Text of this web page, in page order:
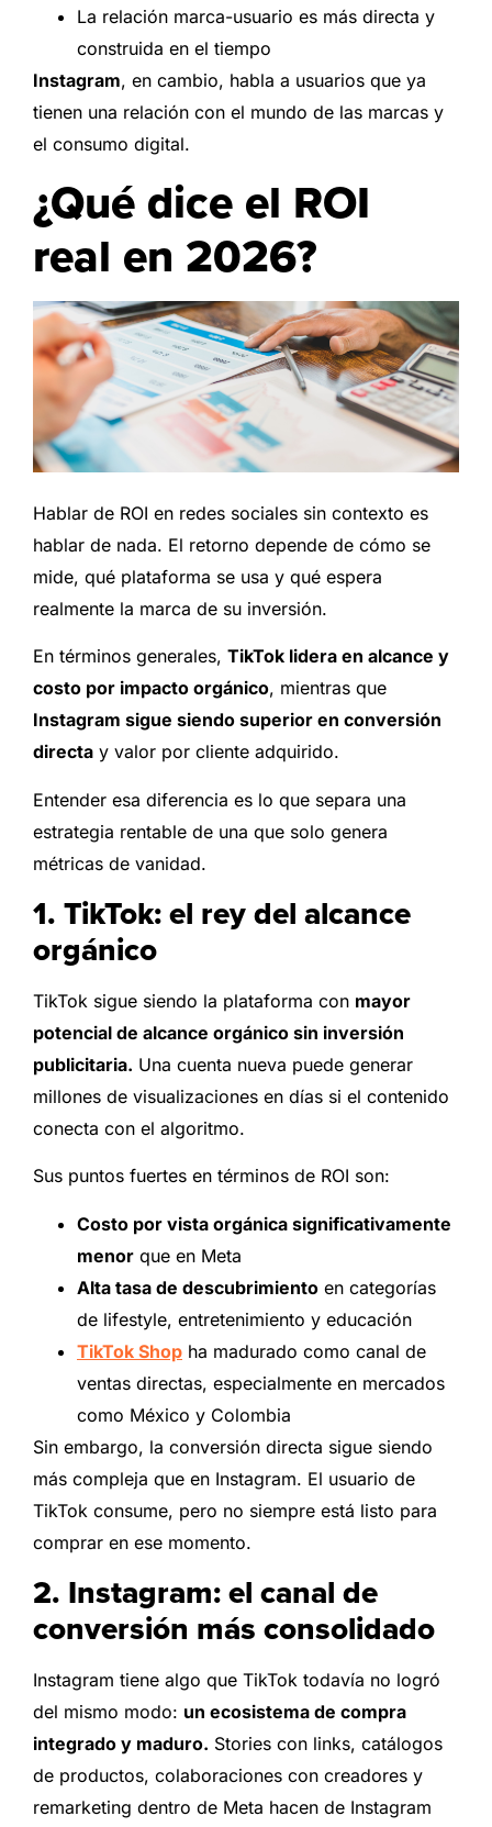
La relación marca-usuario es más directa y
construida en el tiempo
Instagram, en cambio, habla a usuarios que ya
tienen una relación con el mundo de las marcas y
el consumo digital.
¿Qué dice el ROI
real en 2026?
Hablar de ROI en redes sociales sin contexto es
hablar de nada. El retorno depende de cómo se
mide, qué plataforma se usa y qué espera
realmente la marca de su inversión.
En términos generales, TikTok lidera en alcance y
costo por impacto orgánico, mientras que
Instagram sigue siendo superior en conversión
directa y valor por cliente adquirido.
Entender esa diferencia es lo que separa una
estrategia rentable de una que solo genera
métricas de vanidad.
1. TikTok: el rey del alcance
orgánico
TikTok sigue siendo la plataforma con mayor
potencial de alcance orgánico sin inversión
publicitaria. Una cuenta nueva puede generar
millones de visualizaciones en días si el contenido
conecta con el algoritmo.
Sus puntos fuertes en términos de ROI son:
Costo por vista orgánica significativamente
menor que en Meta
Alta tasa de descubrimiento en categorías
de lifestyle, entretenimiento y educación
TikTok Shop ha madurado como canal de
ventas directas, especialmente en mercados
como México y Colombia
Sin embargo, la conversión directa sigue siendo
más compleja que en Instagram. El usuario de
TikTok consume, pero no siempre está listo para
comprar en ese momento.
2. Instagram: el canal de
conversión más consolidado
Instagram tiene algo que TikTok todavía no logró
del mismo modo: un ecosistema de compra
integrado y maduro. Stories con links, catálogos
de productos, colaboraciones con creadores y
remarketing dentro de Meta hacen de Instagram